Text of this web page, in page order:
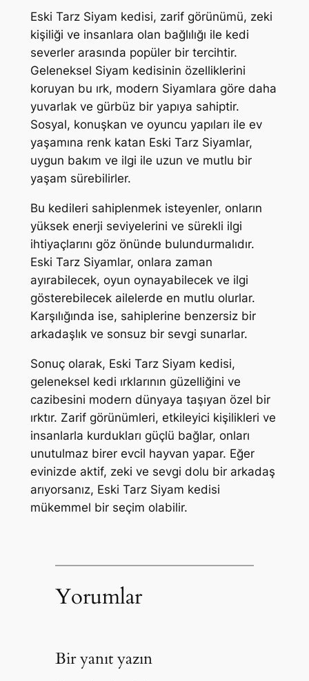
Eski Tarz Siyam kedisi, zarif görünümü, zeki
kişiliği ve insanlara olan bağlılığı ile kedi
severler arasında popüler bir tercihtir.
Geleneksel Siyam kedisinin özelliklerini
koruyan bu ırk, modern Siyamlara göre daha
yuvarlak ve gürbüz bir yapıya sahiptir.
Sosyal, konuşkan ve oyuncu yapıları ile ev
yaşamına renk katan Eski Tarz Siyamlar,
uygun bakım ve ilgi ile uzun ve mutlu bir
yaşam sürebilirler.
Bu kedileri sahiplenmek isteyenler, onların
yüksek enerji seviyelerini ve sürekli ilgi
ihtiyaçlarını göz önünde bulundurmalıdır.
Eski Tarz Siyamlar, onlara zaman
ayırabilecek, oyun oynayabilecek ve ilgi
gösterebilecek ailelerde en mutlu olurlar.
Karşılığında ise, sahiplerine benzersiz bir
arkadaşlık ve sonsuz bir sevgi sunarlar.
Sonuç olarak, Eski Tarz Siyam kedisi,
geleneksel kedi ırklarının güzelliğini ve
cazibesini modern dünyaya taşıyan özel bir
ırktır. Zarif görünümleri, etkileyici kişilikleri ve
insanlarla kurdukları güçlü bağlar, onları
unutulmaz birer evcil hayvan yapar. Eğer
evinizde aktif, zeki ve sevgi dolu bir arkadaş
arıyorsanız, Eski Tarz Siyam kedisi
mükemmel bir seçim olabilir.
Yorumlar
Bir yanıt yazın